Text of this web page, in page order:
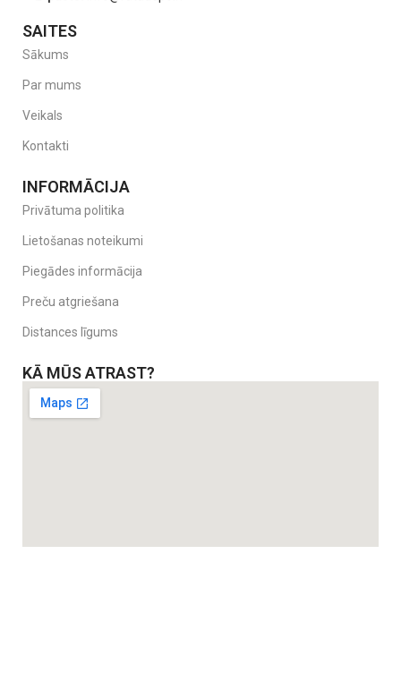
SAITES
Sākums
Par mums
Veikals
Kontakti
INFORMĀCIJA
Privātuma politika
Lietošanas noteikumi
Piegādes informācija
Preču atgriešana
Distances līgums
KĀ MŪS ATRAST?